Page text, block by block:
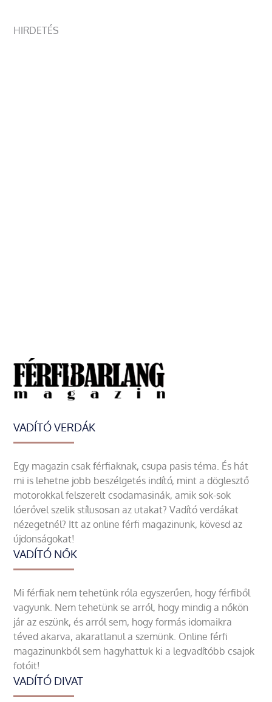
HIRDETÉS
VADÍTÓ VERDÁK
Egy magazin csak férfiaknak, csupa pasis téma. És hát
mi is lehetne jobb beszélgetés indító, mint a döglesztő
motorokkal felszerelt csodamasinák, amik sok-sok
lóerővel szelik stílusosan az utakat? Vadító verdákat
nézegetnél? Itt az online férfi magazinunk, kövesd az
újdonságokat!
VADÍTÓ NŐK
Mi férfiak nem tehetünk róla egyszerűen, hogy férfiből
vagyunk. Nem tehetünk se arról, hogy mindig a nőkön
jár az eszünk, és arról sem, hogy formás idomaikra
téved akarva, akaratlanul a szemünk. Online férfi
magazinunkból sem hagyhattuk ki a legvadítóbb csajok
fotóit!
VADÍTÓ DIVAT